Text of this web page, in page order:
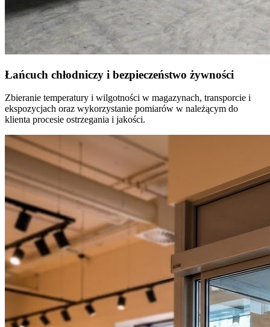
Łańcuch chłodniczy i bezpieczeństwo żywności
Zbieranie temperatury i wilgotności w magazynach, transporcie i
ekspozycjach oraz wykorzystanie pomiarów w należącym do
klienta procesie ostrzegania i jakości.